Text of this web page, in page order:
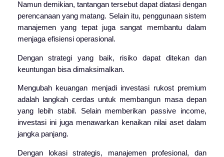
Namun demikian, tantangan tersebut dapat diatasi dengan
perencanaan yang matang. Selain itu, penggunaan sistem
manajemen yang tepat juga sangat membantu dalam
menjaga efisiensi operasional.
Dengan strategi yang baik, risiko dapat ditekan dan
keuntungan bisa dimaksimalkan.
Mengubah keuangan menjadi investasi rukost premium
adalah langkah cerdas untuk membangun masa depan
yang lebih stabil. Selain memberikan passive income,
investasi ini juga menawarkan kenaikan nilai aset dalam
jangka panjang.
Dengan lokasi strategis, manajemen profesional, dan